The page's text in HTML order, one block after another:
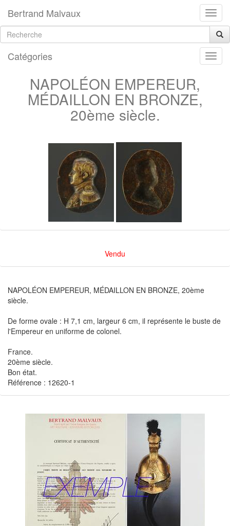
Bertrand Malvaux
Catégories
NAPOLÉON EMPEREUR,
MÉDAILLON EN BRONZE,
20ème siècle.
Vendu
NAPOLÉON EMPEREUR, MÉDAILLON EN BRONZE, 20ème
siècle.
De forme ovale : H 7,1 cm, largeur 6 cm, il représente le buste de
l'Empereur en uniforme de colonel.
France.
20ème siècle.
Bon état.
Référence : 12620-1